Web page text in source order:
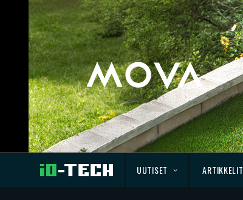
UUTISET ARTIKKELIT